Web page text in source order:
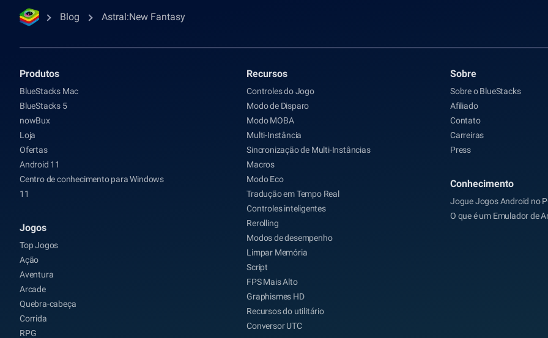
Blog Astral:New Fantasy
Produtos
BlueStacks Mac
BlueStacks 5
nowBux
Loja
Ofertas
Android 11
Centro de conhecimento para Windows
11
Jogos
Top Jogos
Ação
Aventura
Arcade
Quebra-cabeça
Corrida
RPG
Recursos
Controles do Jogo
Modo de Disparo
Modo MOBA
Multi-Instância
Sincronização de Multi-Instâncias
Macros
Modo Eco
Tradução em Tempo Real
Controles inteligentes
Rerolling
Modos de desempenho
Limpar Memória
Script
FPS Mais Alto
Graphismes HD
Recursos do utilitário
Conversor UTC
Sobre
Sobre o BlueStacks
Afiliado
Contato
Carreiras
Press
Conhecimento
Jogue Jogos Android no
O que é um Emulador de